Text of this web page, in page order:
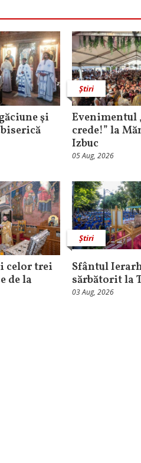
şi
Știri
Evenimentul
crede!” la
Izbuc
05 Aug, 2026
celor trei
de la
Știri
Sfântul
sărbătorit la
03 Aug, 2026